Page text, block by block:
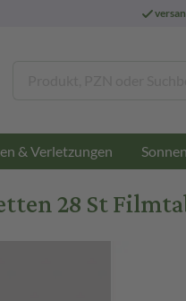
& Verletzungen
28 St